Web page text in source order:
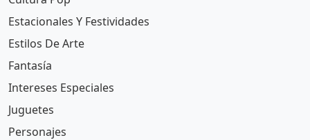
Estacionales Y Festividades
Estilos De Arte
Fantasía
Intereses Especiales
Juguetes
Personajes